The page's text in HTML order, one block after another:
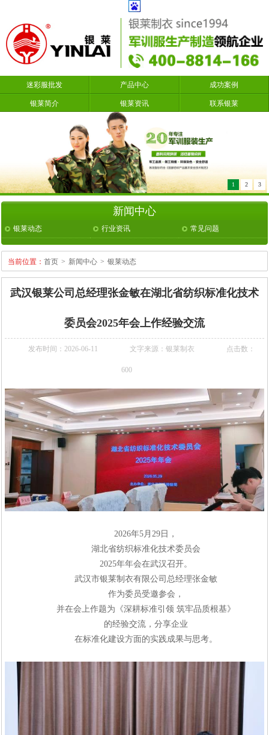
迷彩服批发 产品中心 成功案例
银莱简介 银莱资讯 联系银莱
1 2 3
新闻中心
银莱动态 行业资讯 常见问题
当前位置：首页 > 新闻中心 > 银莱动态
武汉银莱公司总经理张金敏在湖北省纺织标准化技术
委员会2025年会上作经验交流
发布时间：2026-06-11 文字来源：银莱制衣 点击数：
600
2026年5月29日，
湖北省纺织标准化技术委员会
2025年年会在武汉召开。
武汉市银莱制衣有限公司总经理张金敏
作为委员受邀参会，
并在会上作题为《深耕标准引领 筑牢品质根基》
的经验交流，分享企业
在标准化建设方面的实践成果与思考。